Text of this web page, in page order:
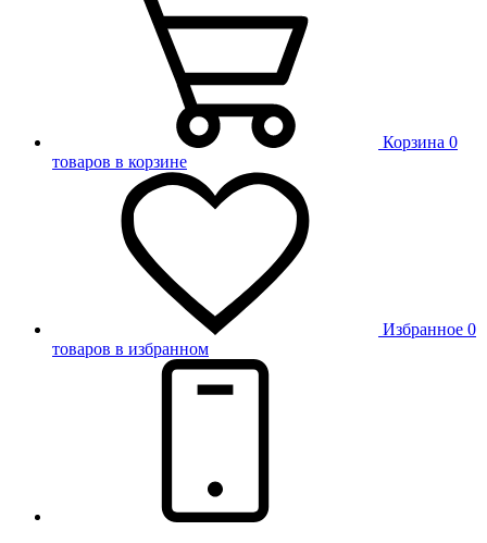
Корзина 0
товаров в корзине
Избранное 0
товаров в избранном